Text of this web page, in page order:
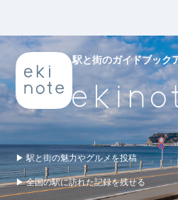
駅と街のガイドブック
▶ 駅と街の魅力やグルメを投稿
▶ 全国の駅に訪れた記録を残せる